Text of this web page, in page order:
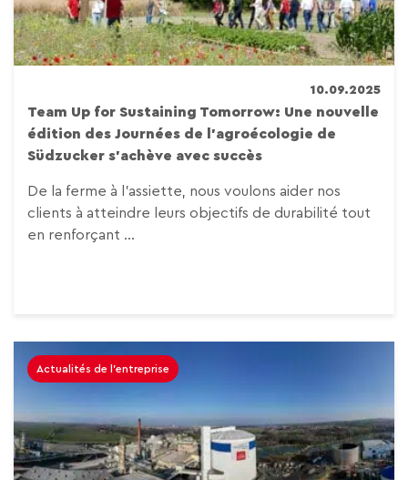
10.09.2025
Team Up for Sustaining Tomorrow: Une nouvelle
édition des Journées de l’agroécologie de
Südzucker s’achève avec succès
De la ferme à l’assiette, nous voulons aider nos
clients à atteindre leurs objectifs de durabilité tout
en renforçant ...
Actualités de l'entreprise